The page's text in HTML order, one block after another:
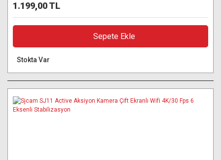
1.199,00 TL
Sepete Ekle
Stokta Var